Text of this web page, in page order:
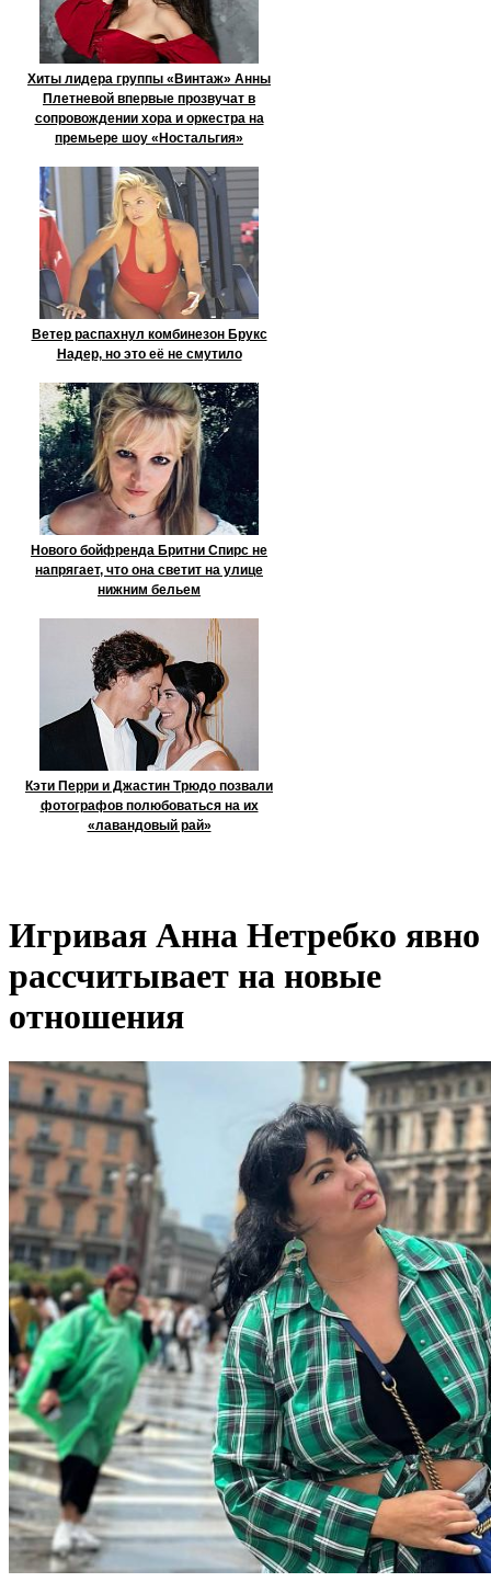
Хиты лидера группы «Винтаж» Анны
Плетневой впервые прозвучат в
сопровождении хора и оркестра на
премьере шоу «Ностальгия»
Ветер распахнул комбинезон Брукс
Надер, но это её не смутило
Нового бойфренда Бритни Спирс не
напрягает, что она светит на улице
нижним бельем
Кэти Перри и Джастин Трюдо позвали
фотографов полюбоваться на их
«лавандовый рай»
Игривая Анна Нетребко явно
рассчитывает на новые
отношения